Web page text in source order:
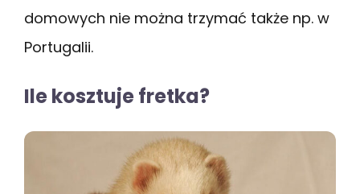
domowych nie można trzymać także np. w
Portugalii.
Ile kosztuje fretka?